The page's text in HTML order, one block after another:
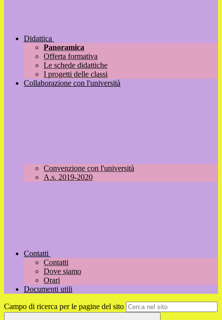
Didattica
Panoramica
Offerta formativa
Le schede didattiche
I progetti delle classi
Collaborazione con l'università
Convenzione con l'università
A.s. 2019-2020
Contatti
Contatti
Dove siamo
Orari
Documenti utili
Campo di ricerca per le pagine del sito